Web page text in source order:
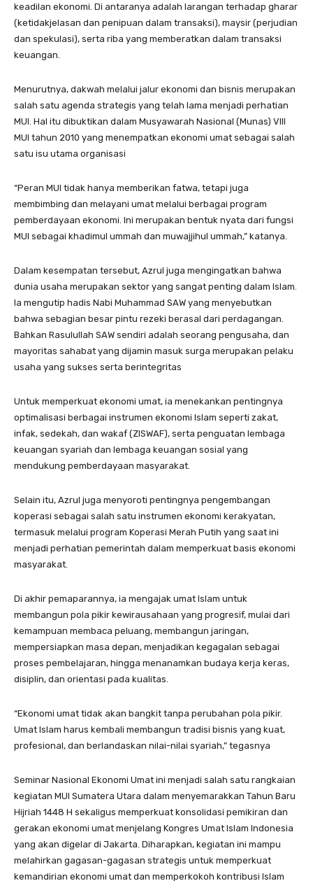
keadilan ekonomi. Di antaranya adalah larangan terhadap gharar
(ketidakjelasan dan penipuan dalam transaksi), maysir (perjudian
dan spekulasi), serta riba yang memberatkan dalam transaksi
keuangan.
Menurutnya, dakwah melalui jalur ekonomi dan bisnis merupakan
salah satu agenda strategis yang telah lama menjadi perhatian
MUI. Hal itu dibuktikan dalam Musyawarah Nasional (Munas) VIII
MUI tahun 2010 yang menempatkan ekonomi umat sebagai salah
satu isu utama organisasi
“Peran MUI tidak hanya memberikan fatwa, tetapi juga
membimbing dan melayani umat melalui berbagai program
pemberdayaan ekonomi. Ini merupakan bentuk nyata dari fungsi
MUI sebagai khadimul ummah dan muwajjihul ummah,” katanya.
Dalam kesempatan tersebut, Azrul juga mengingatkan bahwa
dunia usaha merupakan sektor yang sangat penting dalam Islam.
Ia mengutip hadis Nabi Muhammad SAW yang menyebutkan
bahwa sebagian besar pintu rezeki berasal dari perdagangan.
Bahkan Rasulullah SAW sendiri adalah seorang pengusaha, dan
mayoritas sahabat yang dijamin masuk surga merupakan pelaku
usaha yang sukses serta berintegritas
Untuk memperkuat ekonomi umat, ia menekankan pentingnya
optimalisasi berbagai instrumen ekonomi Islam seperti zakat,
infak, sedekah, dan wakaf (ZISWAF), serta penguatan lembaga
keuangan syariah dan lembaga keuangan sosial yang
mendukung pemberdayaan masyarakat.
Selain itu, Azrul juga menyoroti pentingnya pengembangan
koperasi sebagai salah satu instrumen ekonomi kerakyatan,
termasuk melalui program Koperasi Merah Putih yang saat ini
menjadi perhatian pemerintah dalam memperkuat basis ekonomi
masyarakat.
Di akhir pemaparannya, ia mengajak umat Islam untuk
membangun pola pikir kewirausahaan yang progresif, mulai dari
kemampuan membaca peluang, membangun jaringan,
mempersiapkan masa depan, menjadikan kegagalan sebagai
proses pembelajaran, hingga menanamkan budaya kerja keras,
disiplin, dan orientasi pada kualitas.
“Ekonomi umat tidak akan bangkit tanpa perubahan pola pikir.
Umat Islam harus kembali membangun tradisi bisnis yang kuat,
profesional, dan berlandaskan nilai-nilai syariah,” tegasnya
Seminar Nasional Ekonomi Umat ini menjadi salah satu rangkaian
kegiatan MUI Sumatera Utara dalam menyemarakkan Tahun Baru
Hijriah 1448 H sekaligus memperkuat konsolidasi pemikiran dan
gerakan ekonomi umat menjelang Kongres Umat Islam Indonesia
yang akan digelar di Jakarta. Diharapkan, kegiatan ini mampu
melahirkan gagasan-gagasan strategis untuk memperkuat
kemandirian ekonomi umat dan memperkokoh kontribusi Islam